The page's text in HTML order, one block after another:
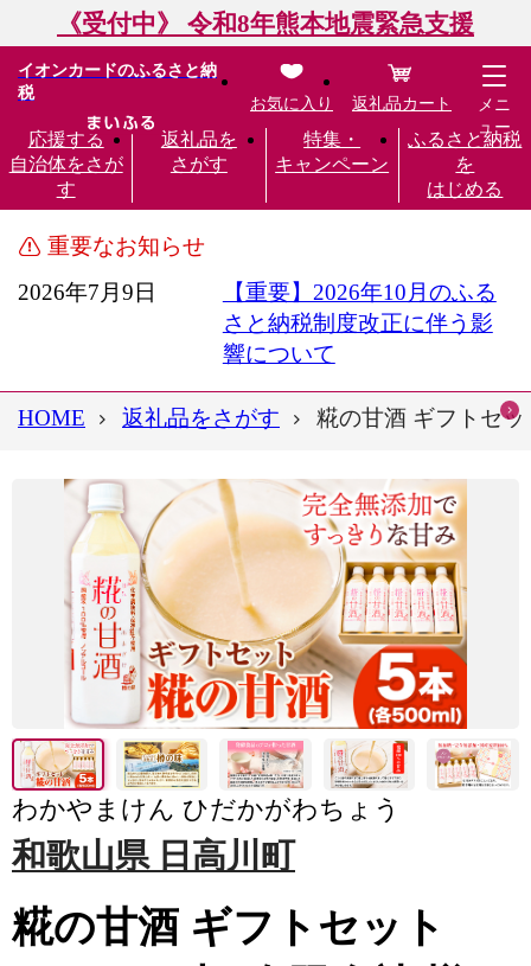
《受付中》 令和8年熊本地震緊急支援
イオンカードのふるさと納
税
応援する
自治体をさが
す
返礼品を
さがす
特集・
キャンペーン
ふるさと納税
を
はじめる
お気に入り 返礼品カート
メニ
ュー
重要なお知らせ
2026年7月9日
【重要】2026年10月のふる
さと納税制度改正に伴う影
響について
HOME 返礼品をさがす 糀の甘酒 ギフトセ
わかやまけん ひだかがわちょう
和歌山県 日高川町
糀の甘酒 ギフトセット